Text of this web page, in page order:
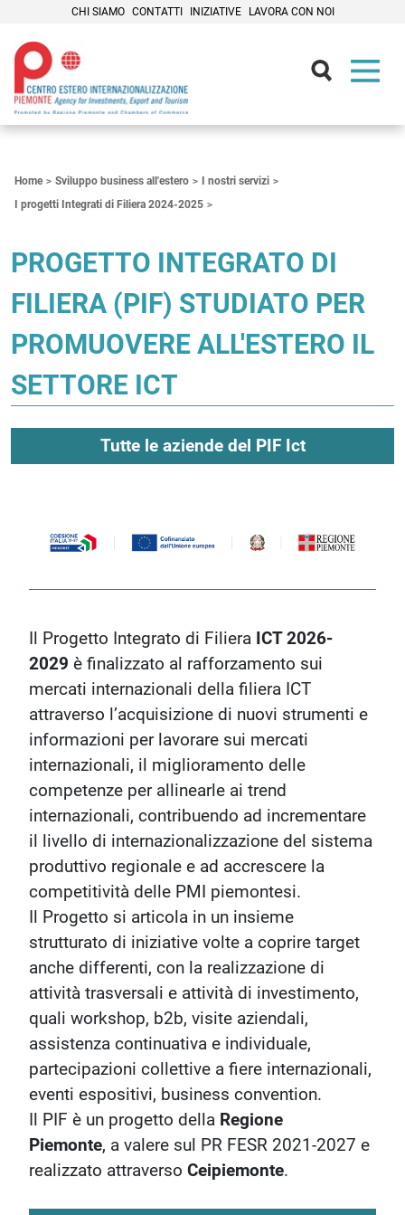
CHI SIAMO CONTATTI INIZIATIVE LAVORA CON NOI
Home Sviluppo business all'estero
I nostri servizi
I progetti Integrati di Filiera 2024-2025
PROGETTO INTEGRATO DI
FILIERA (PIF) STUDIATO PER
PROMUOVERE ALL'ESTERO IL
SETTORE ICT
Tutte le aziende del PIF Ict
Il Progetto Integrato di Filiera ICT 2026-
2029 è finalizzato al rafforzamento sui
mercati internazionali della filiera ICT
attraverso l’acquisizione di nuovi strumenti e
informazioni per lavorare sui mercati
internazionali, il miglioramento delle
competenze per allinearle ai trend
internazionali, contribuendo ad incrementare
il livello di internazionalizzazione del sistema
produttivo regionale e ad accrescere la
competitività delle PMI piemontesi.
Il Progetto si articola in un insieme
strutturato di iniziative volte a coprire target
anche differenti, con la realizzazione di
attività trasversali e attività di investimento,
quali workshop, b2b, visite aziendali,
assistenza continuativa e individuale,
partecipazioni collettive a fiere internazionali,
eventi espositivi, business convention.
Il PIF è un progetto della Regione
Piemonte, a valere sul PR FESR 2021-2027 e
realizzato attraverso Ceipiemonte.